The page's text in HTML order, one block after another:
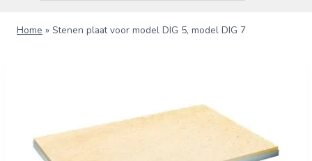
Home » Stenen plaat voor model DIG 5, model DIG 7